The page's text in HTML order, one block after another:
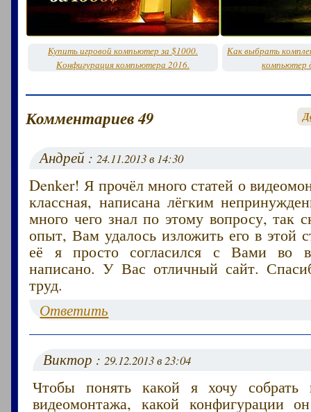
Купить игровой компьютер за $1000.
Конфигурация компьютера 2016.
Как выбрать
компьютер
Комментариев 49
Андрей :24.11.2013 в 14:30
Denker! Я прочёл много статей о
классная, написана лёгким
много чего знал по этому вопросу, так
опыт, Вам удалось изложить его в этой
её я просто согласился с Вами во
написано. У Вас отличный сайт.
труд.
Ответить
Виктор :29.12.2013 в 23:04
Чтобы понять какой я хочу собрать
видеомонтажа, какой конфигурации